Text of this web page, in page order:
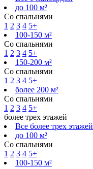
до 100 м²
Со спальнями
1 2 3 4 5+
100-150 м²
Со спальнями
1 2 3 4 5+
150-200 м²
Со спальнями
1 2 3 4 5+
более 200 м²
Со спальнями
1 2 3 4 5+
более трех этажей
Все более трех этажей
до 100 м²
Со спальнями
1 2 3 4 5+
100-150 м²